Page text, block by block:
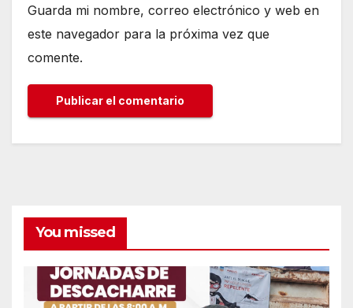
Guarda mi nombre, correo electrónico y web en
este navegador para la próxima vez que
comente.
You missed